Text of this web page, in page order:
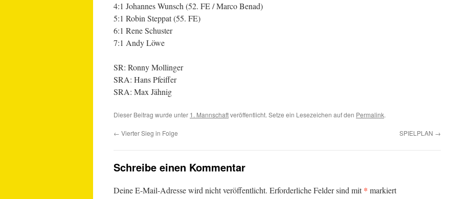
4:1 Johannes Wunsch (52. FE / Marco Benad)
5:1 Robin Steppat (55. FE)
6:1 Rene Schuster
7:1 Andy Löwe
SR: Ronny Mollinger
SRA: Hans Pfeiffer
SRA: Max Jähnig
Dieser Beitrag wurde unter 1. Mannschaftveröffentlicht. Setze ein Lesezeichen auf den Permalink.
← Vierter Sieg in Folge SPIELPLAN →
Schreibe einen Kommentar
Deine E-Mail-Adresse wird nicht veröffentlicht. Erforderliche Felder sind mit* markiert